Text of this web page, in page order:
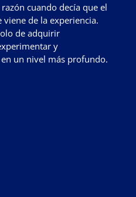
cuando decía que el
de la experiencia.
de adquirir
y
un nivel más profundo.